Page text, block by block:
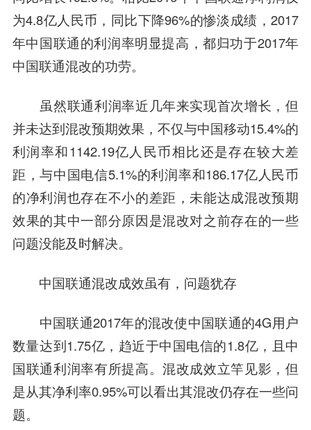
为4.8亿人民币，同比下降96%的惨淡成绩，2017
年中国联通的利润率明显提高，都归功于2017年
中国联通混改的功劳。
虽然联通利润率近几年来实现首次增长，但
并未达到混改预期效果，不仅与中国移动15.4%的
利润率和1142.19亿人民币相比还是存在较大差
距，与中国电信5.1%的利润率和186.17亿人民币
的净利润也存在不小的差距，未能达成混改预期
效果的其中一部分原因是混改对之前存在的一些
问题没能及时解决。
中国联通混改成效虽有，问题犹存
中国联通2017年的混改使中国联通的4G用户
数量达到1.75亿，趋近于中国电信的1.8亿，且中
国联通利润率有所提高。混改成效立竿见影，但
是从其净利率0.95%可以看出其混改仍存在一些问
题。